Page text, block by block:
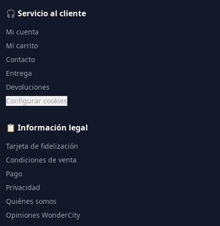
🎧 Servicio al cliente
Mi cuenta
Mi carrito
Contacto
Entrega
Devoluciones
Configurar cookies
📋 Información legal
Tarjeta de fidelización
Condiciones de venta
Pago
Privacidad
Quiénes somos
Opiniones WonderCity